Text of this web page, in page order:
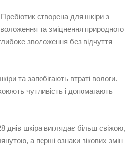
створена для шкіри з
та зміцнення природного
зволоження без відчуття
та запобігають втраті вологи.
чутливість і допомагають
днів шкіра виглядає більш свіжою,
а перші ознаки вікових змін